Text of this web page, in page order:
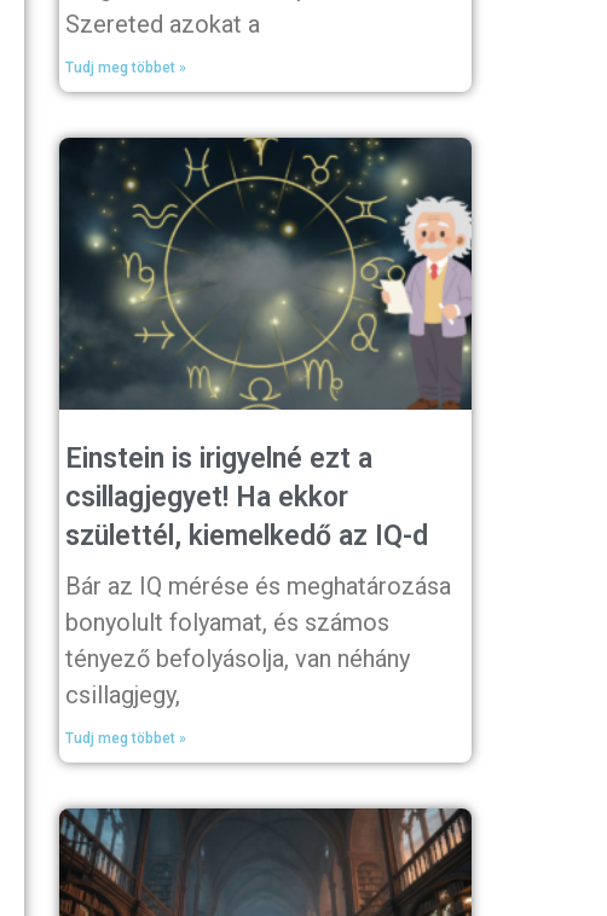
Szereted azokat a
Tudj meg többet »
Einstein is irigyelné ezt a
csillagjegyet! Ha ekkor
születtél, kiemelkedő az IQ-d
Bár az IQ mérése és meghatározása
bonyolult folyamat, és számos
tényező befolyásolja, van néhány
csillagjegy,
Tudj meg többet »